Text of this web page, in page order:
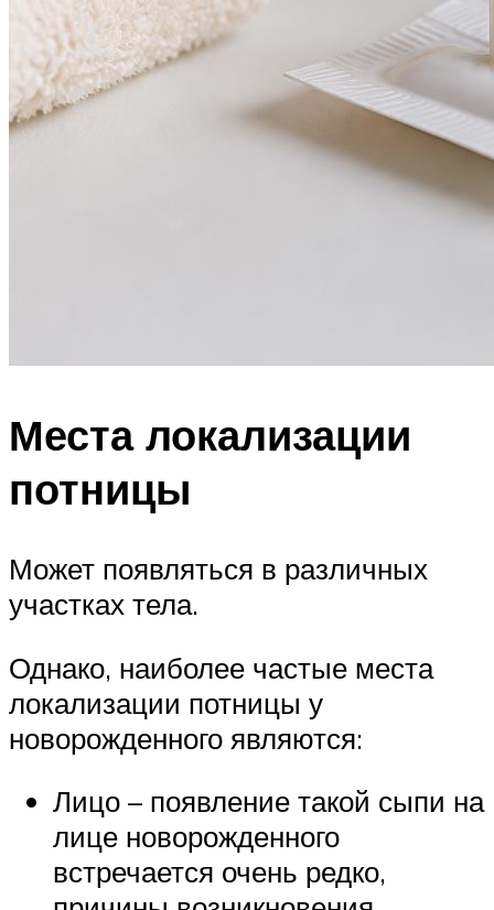
Места локализации
потницы
Может появляться в различных
участках тела.
Однако, наиболее частые места
локализации потницы у
новорожденного являются:
Лицо – появление такой сыпи на
лице новорожденного
встречается очень редко,